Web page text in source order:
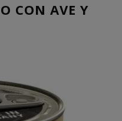
CON AVE Y